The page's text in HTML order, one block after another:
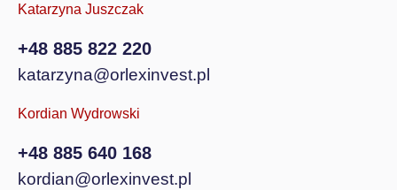
Katarzyna Juszczak
+48 885 822 220
katarzyna@orlexinvest.pl
Kordian Wydrowski
+48 885 640 168
kordian@orlexinvest.pl